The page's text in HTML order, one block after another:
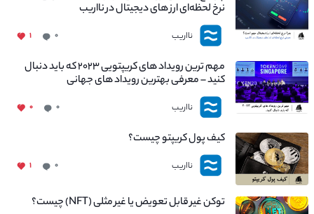
نرخ لحظه‌ای ارز های دیجیتال در نااریب
نااریب ۰ ۱
مهم ترین رویداد های کریپتویی ۲۰۲۳ که باید دنبال
کنید – معرفی بهترین رویداد های جهانی
نااریب ۰ ۰
کیف پول کریپتو چیست؟
نااریب ۰ ۱
توکن غیر قابل تعویض یا غیر مثلی (NFT) چیست؟